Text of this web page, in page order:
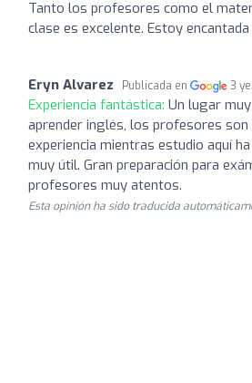
Tanto los profesores como el
clase es excelente. Estoy encantada
Eryn Alvarez Publicada en 3
Experiencia fantástica: Un lugar
aprender inglés, los profesores son
experiencia mientras estudio aquí
muy útil. Gran preparación para
profesores muy atentos.
Esta opinión ha sido traducida